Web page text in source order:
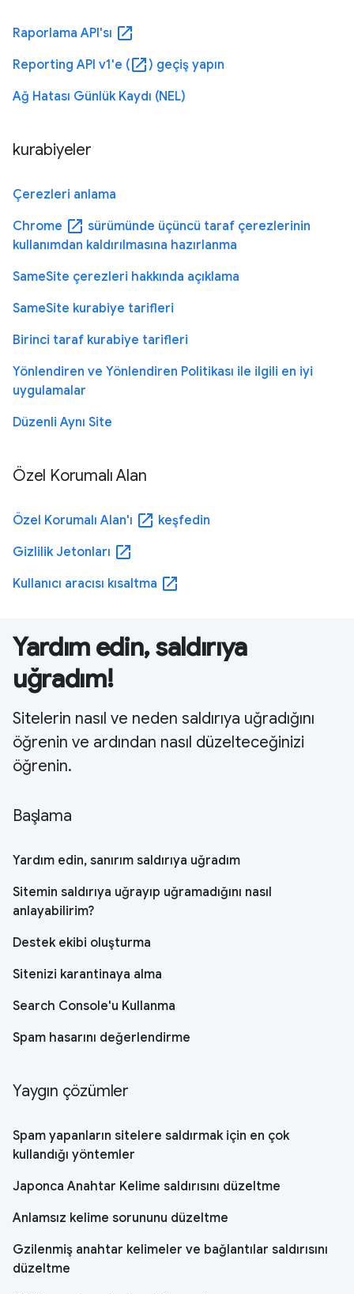
Raporlama API'sı open_in_new
Reporting API v1'e (open_in_new) geçiş yapın
Ağ Hatası Günlük Kaydı (NEL)
kurabiyeler
Çerezleri anlama
Chrome open_in_new sürümünde üçüncü taraf çerezlerinin
kullanımdan kaldırılmasına hazırlanma
SameSite çerezleri hakkında açıklama
SameSite kurabiye tarifleri
Birinci taraf kurabiye tarifleri
Yönlendiren ve Yönlendiren Politikası ile ilgili en iyi
uygulamalar
Düzenli Aynı Site
Özel Korumalı Alan
Özel Korumalı Alan'ı open_in_new keşfedin
Gizlilik Jetonları open_in_new
Kullanıcı aracısı kısaltma open_in_new
Yardım edin, saldırıya
uğradım!
Sitelerin nasıl ve neden saldırıya uğradığını
öğrenin ve ardından nasıl düzelteceğinizi
öğrenin.
Başlama
Yardım edin, sanırım saldırıya uğradım
Sitemin saldırıya uğrayıp uğramadığını nasıl
anlayabilirim?
Destek ekibi oluşturma
Sitenizi karantinaya alma
Search Console'u Kullanma
Spam hasarını değerlendirme
Yaygın çözümler
Spam yapanların sitelere saldırmak için en çok
kullandığı yöntemler
Japonca Anahtar Kelime saldırısını düzeltme
Anlamsız kelime sorununu düzeltme
Gzilenmiş anahtar kelimeler ve bağlantılar saldırısını
düzeltme